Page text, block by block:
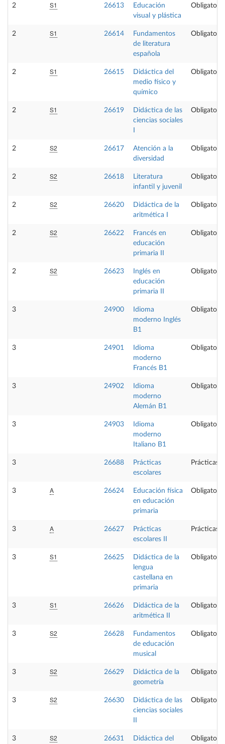
2 S1 26613
Educación
visual y plástica
Obligatoria
2 S1 26614
Fundamentos
de literatura
española
Obligatoria
2 S1 26615
Didáctica del
medio físico y
químico
Obligatoria
2 S1 26619
Didáctica de las
ciencias sociales
Obligatoria
2 S2 26617
Atención a la
diversidad
Obligatoria
2 S2 26618
Literatura
infantil y juvenil
Obligatoria
2 S2 26620
Didáctica de la
aritmética I
Obligatoria
2 S2 26622
Francés en
educación
primaria II
Obligatoria
2 S2 26623
Inglés en
educación
primaria II
Obligatoria
3 24900
Idioma
moderno Inglés
B1
Obligatoria
3 24901
Idioma
moderno
Francés B1
Obligatoria
3 24902
Idioma
moderno
Alemán B1
Obligatoria
3 24903
Idioma
moderno
Italiano B1
Obligatoria
3 26688
Prácticas
escolares
Prácticas
3 A 26624
Educación física
en educación
primaria
Obligatoria
3 A 26627
Prácticas
escolares II
Prácticas
3 S1 26625
Didáctica de la
lengua
castellana en
primaria
Obligatoria
3 S1 26626
Didáctica de la
aritmética II
Obligatoria
3 S2 26628
Fundamentos
de educación
musical
Obligatoria
3 S2 26629
Didáctica de la
geometría
Obligatoria
3 S2 26630
Didáctica de las
ciencias sociales
Obligatoria
3 S2 26631
Didáctica del
Obligatoria